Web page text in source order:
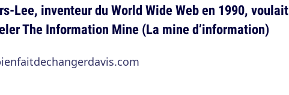
Lee, inventeur du World Wide Web en 1990, voulait
The Information Mine (La mine d’information)